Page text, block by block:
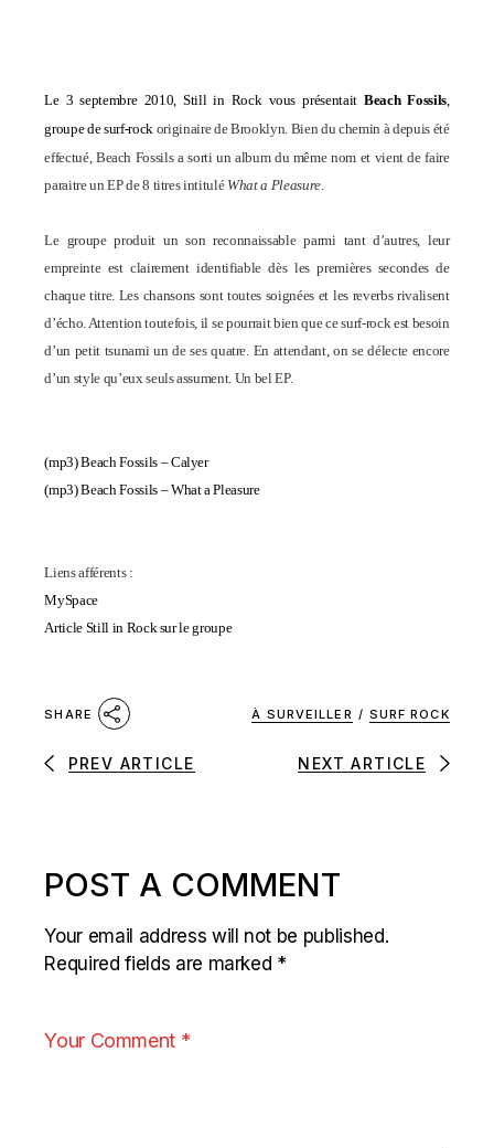
Le 3 septembre 2010, Still in Rock vous présentait Beach Fossils,
groupe de surf-rock originaire de Brooklyn. Bien du chemin à depuis été
effectué, Beach Fossils a sorti un album du même nom et vient de faire
paraitre un EP de 8 titres intitulé What a Pleasure.
Le groupe produit un son reconnaissable parmi tant d’autres, leur
empreinte est clairement identifiable dès les premières secondes de
chaque titre. Les chansons sont toutes soignées et les reverbs rivalisent
d’écho. Attention toutefois, il se pourrait bien que ce surf-rock est besoin
d’un petit tsunami un de ses quatre. En attendant, on se délecte encore
d’un style qu’eux seuls assument. Un bel EP.
(mp3)Beach Fossils – Calyer
(mp3)Beach Fossils – What a Pleasure
Liens afférents :
MySpace
Article Still in Rock sur le groupe
SHARE À SURVEILLER / SURF ROCK
PREV ARTICLE NEXT ARTICLE
POST A COMMENT
Your email address will not be published.
Required fields are marked *